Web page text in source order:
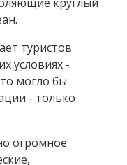
туристов
условиях -
могло бы
- только
огромное